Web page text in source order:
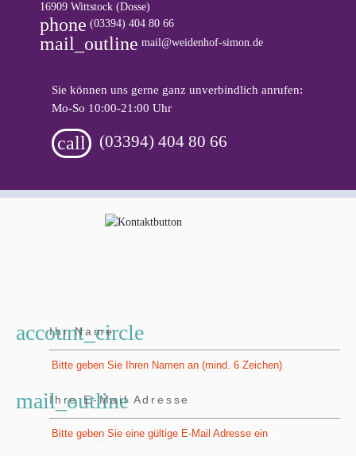
16909 Wittstock (Dosse)
phone (03394) 404 80 66
mail_outline mail@weidenhof-simon.de
Sie können uns gerne ganz unverbindlich anrufen:
Mo‑So 10:00‑21:00 Uhr
(03394) 404 80 66
account_circle
Ihr Name
Bitte geben Sie Ihren Namen an (mind. 6 Zeichen)
mail_outline
Ihre E-Mail Adresse
Bitte geben Sie eine gültige E-Mail Adresse ein